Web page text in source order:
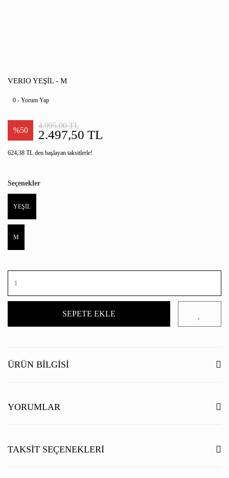
VERIO YEŞİL - M
0 - Yorum Yap
%50 2.497,50 TL
4.995,00 TL
624,38 TL den başlayan taksitlerle!
Seçenekler
YEŞİL
M
SEPETE EKLE
ÜRÜN BILGISI
YORUMLAR
Bu ürüne ilk yorumu siz yapın!
TAKSIT SEÇENEKLERI